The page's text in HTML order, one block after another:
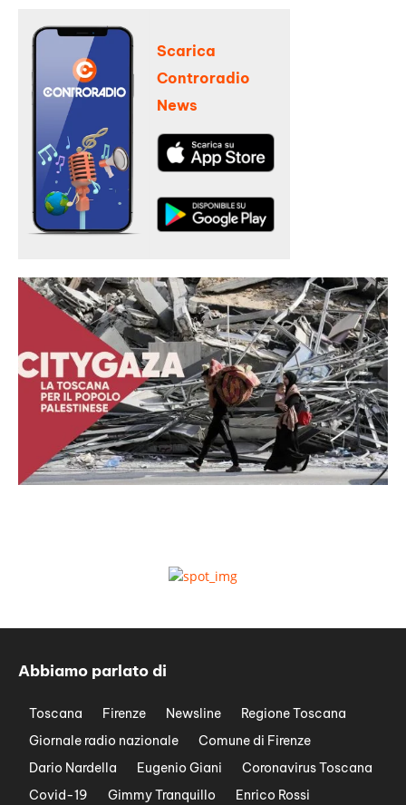
Scarica
Controradio
News
Abbiamo parlato di
Toscana Firenze Newsline
Regione Toscana
Giornale radio nazionale
Comune di Firenze
Dario Nardella
Eugenio Giani
Coronavirus Toscana
Covid-19
Gimmy Tranquillo
Enrico Rossi